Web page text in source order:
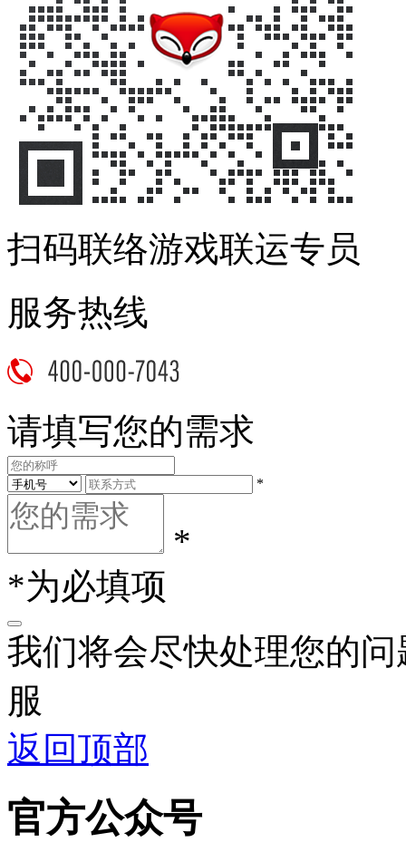
扫码联络游戏联运专员
服务热线
请填写您的需求
*
*
*为必填项
我们将会尽快处理您的
服
返回顶部
官方公众号